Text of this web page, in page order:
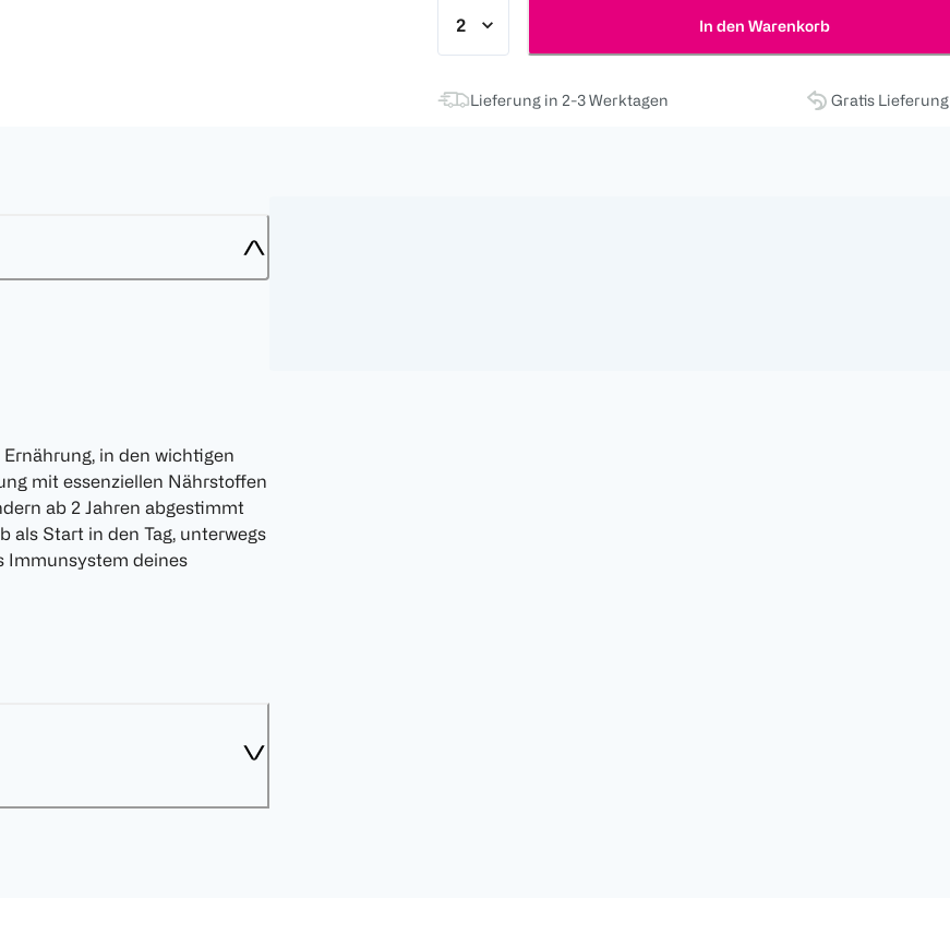
In den Warenkorb
Lieferung in 2-3 Werktagen Gratis
in den wichtigen
mit essenziellen Nährstoffen
ab 2 Jahren abgestimmt
als Start in den Tag, unterwegs
Immunsystem deines